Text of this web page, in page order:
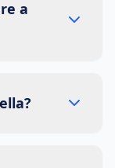
a